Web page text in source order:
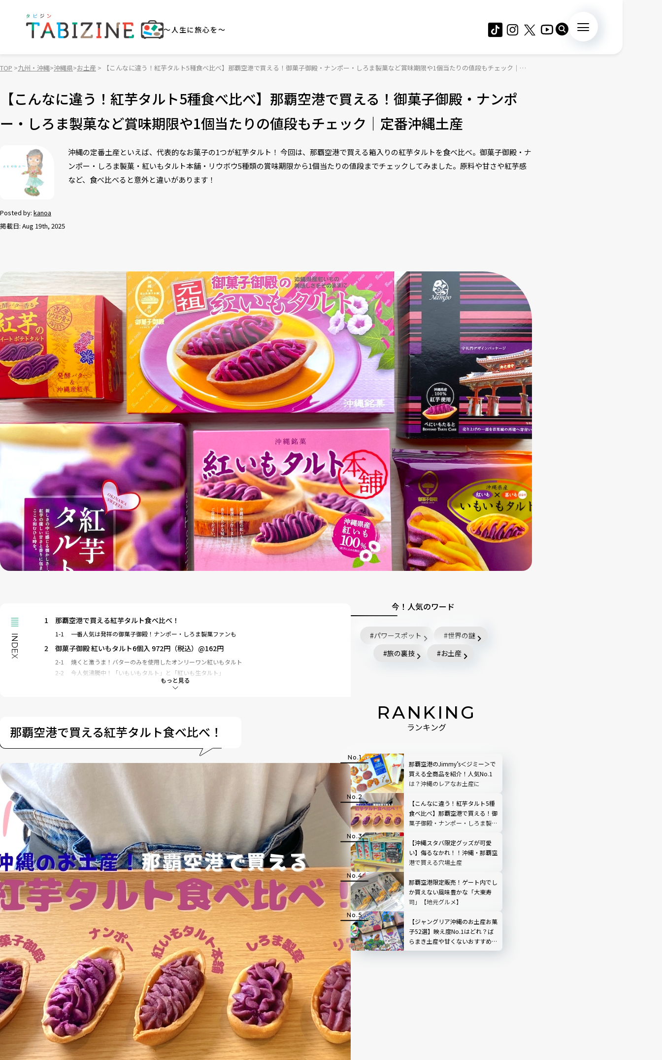
～人生に旅心を～
TOP 九州・沖縄 沖縄県 お土産
【こんなに違う！紅芋タルト5種食べ比べ】那覇空港で買える！御菓子御殿・ナンポー・しろま製菓など賞味期限や1個当たりの値段もチェック｜定
【こんなに違う！紅芋タルト5種食べ比べ】那覇空港で買える！御菓子御殿・ナンポ
ー・しろま製菓など賞味期限や1個当たりの値段もチェック｜定番沖縄土産
Posted by: kanoa
掲載日: Aug 19th, 2025
沖縄の定番土産といえば、代表的なお菓子の1つが紅芋タルト！ 今回は、那覇空港で買える箱入りの紅芋タルトを食べ比べ。御菓子御殿・ナ
ンポー・しろま製菓・紅いもタルト本舗・リウボウ5種類の賞味期限から1個当たりの値段までチェックしてみました。原料や甘さや紅芋感
など、食べ比べると意外と違いがあります！
もっと見る
INDEX
1 那覇空港で買える紅芋タルト食べ比べ！
1-1 一番人気は発祥の御菓子御殿！ナンポー・しろま製菓ファンも
2 御菓子御殿 紅いもタルト6個入 972円（税込）@162円
2-1
焼くと激うま！バターのみを使用したオンリーワン紅いもタルト
2-2
今人気沸騰中！「いもいもタルト」と「紅いも生タルト」
紅いも生タルトは冷蔵or冷凍のひんやりスイーツ！
4
紅いもタルト本舗 紅いもタルト 4個入 700円（税込）@175円
5
しろま製菓 紅芋タルト 12個入 1,620円（税込）@135円
リウボウ 紅芋のスイートポテトタルト 3個入 993円（税込）@331円
那覇空港で買える紅芋タルト食べ比べ！
今！人気のワード
パワースポット
世界の謎
旅の裏技
お土産
RANKING
ランキング
那覇空港のJimmy’s＜ジミー＞で
買える全商品を紹介！人気No.1
は？沖縄のレアなお土産に
【こんなに違う！紅芋タルト5種
食べ比べ】那覇空港で買える！御
菓子御殿・ナンポー・しろま製菓
もチェック｜定番沖縄土産
【沖縄スタバ限定グッズが可愛
い】侮るなかれ！！沖縄・那覇空
港で買える穴場土産
那覇空港限定販売！ゲート内でし
か買えない風味豊かな「大東寿
司」【地元グルメ】
【ジャングリア沖縄のお土産お菓
子52選】映え度No.1はどれ？ば
らまき土産や甘くないおすすめフ
ードも